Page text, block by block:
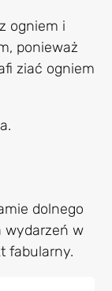
ogniem i
ponieważ
ziać ogniem
dolnego
wydarzeń w
fabularny.